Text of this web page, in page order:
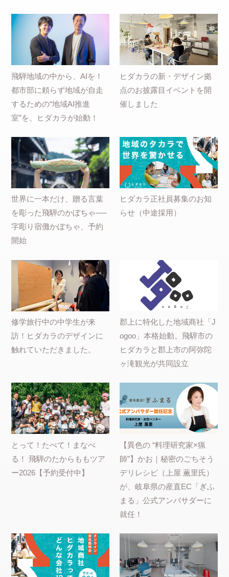
飛騨地域の中から、AIを！
都市部に頼らず地域が自走
するための“地域AI推進
室”を、ヒダカラが始動！
ヒダカラの新・デザイン拠
点のお披露目イベントを開
催しました
世界に一本だけ、贈る言葉
を彫った飛騨のかぼちゃ──
字彫り宿儺かぼちゃ、予約
開始
ヒダカラ正社員募集のお知
らせ（中途採用）
修学旅行中の中学生が来
訪！ヒダカラのデザインに
触れていただきました。
郡上に特化した地域商社「J
ogoo」本格始動。飛騨市の
ヒダカラと郡上市の阿弥陀
ヶ滝観光が共同設立
とって！たべて！まなべ
る！ 飛騨のたからももツア
ー2026【予約受付中】
【異色の “料理研究家×猟
師”】かお｜秘密のごちそう
デリレシピ（上屋 薫里氏）
が、岐阜県の産直EC「ぎふ
まる」公式アンバサダーに
就任！